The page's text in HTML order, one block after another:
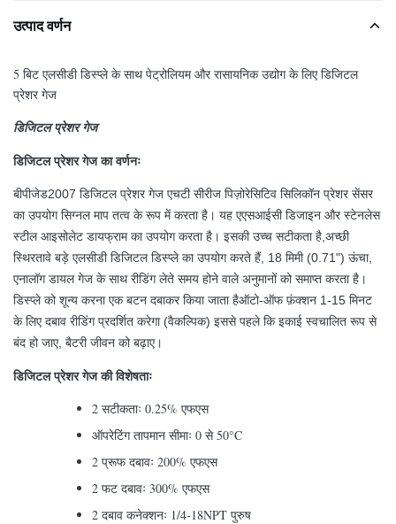
उत्पाद वर्णन
5 बिट एलसीडी डिस्प्ले के साथ पेट्रोलियम और रासायनिक उद्योग के लिए डिजिटल
प्रेशर गेज
डिजिटल प्रेशर गेज
डिजिटल प्रेशर गेज का वर्णनः
बीपीजेड2007 डिजिटल प्रेशर गेज एचटी सीरीज पिज़ोरेसिटिव सिलिकॉन प्रेशर सेंसर
का उपयोग सिग्नल माप तत्व के रूप में करता है। यह एएसआईसी डिजाइन और स्टेनलेस
स्टील आइसोलेट डायफ्राम का उपयोग करता है। इसकी उच्च सटीकता है,अच्छी
स्थिरतावे बड़े एलसीडी डिजिटल डिस्प्ले का उपयोग करते हैं, 18 मिमी (0.71") ऊंचा,
एनालॉग डायल गेज के साथ रीडिंग लेते समय होने वाले अनुमानों को समाप्त करता है।
डिस्प्ले को शून्य करना एक बटन दबाकर किया जाता हैऑटो-ऑफ फ़ंक्शन 1-15 मिनट
के लिए दबाव रीडिंग प्रदर्शित करेगा (वैकल्पिक) इससे पहले कि इकाई स्वचालित रूप से
बंद हो जाए, बैटरी जीवन को बढ़ाए।
डिजिटल प्रेशर गेज की विशेषताः
2 सटीकताः 0.25% एफएस
ऑपरेटिंग तापमान सीमाः 0 से 50°C
2 प्रूफ दबावः 200% एफएस
2 फट दबावः 300% एफएस
2 दबाव कनेक्शनः 1/4-18NPT पुरुष